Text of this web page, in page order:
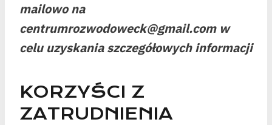
mailowo na
centrumrozwodoweck@gmail.com w
celu uzyskania szczegółowych informacji
KORZYŚCI Z
ZATRUDNIENIA